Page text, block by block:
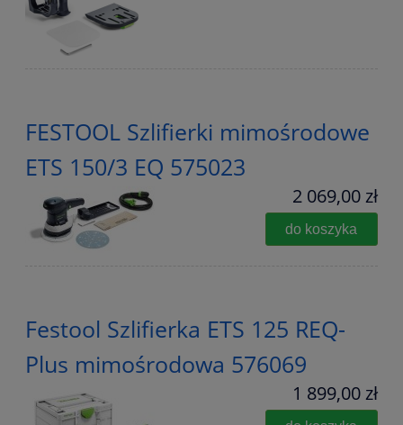
FESTOOL Szlifierki mimośrodowe
ETS 150/3 EQ 575023
2 069,00 zł
do koszyka
Festool Szlifierka ETS 125 REQ-
Plus mimośrodowa 576069
1 899,00 zł